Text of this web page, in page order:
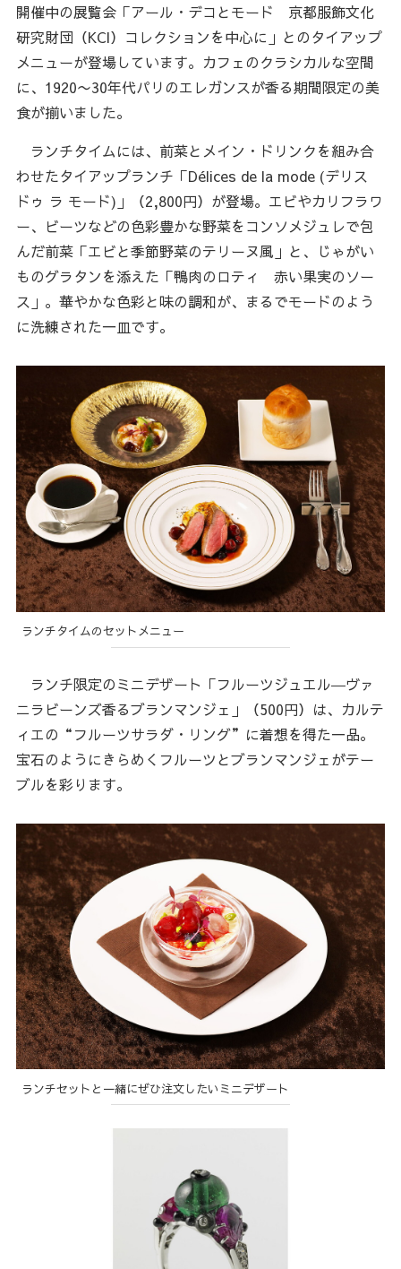
開催中の展覧会「アール・デコとモード 京都服飾文化
研究財団（KCI）コレクションを中心に」とのタイアップ
メニューが登場しています。カフェのクラシカルな空間
に、1920〜30年代パリのエレガンスが香る期間限定の美
食が揃いました。
ランチタイムには、前菜とメイン・ドリンクを組み合
わせたタイアップランチ「Délices de la mode (デリス
ドゥ ラ モード)」（2,800円）が登場。エビやカリフラワ
ー、ビーツなどの色彩豊かな野菜をコンソメジュレで包
んだ前菜「エビと季節野菜のテリーヌ風」と、じゃがい
ものグラタンを添えた「鴨肉のロティ 赤い果実のソー
ス」。華やかな色彩と味の調和が、まるでモードのよう
に洗練された一皿です。
ランチタイムのセットメニュー
ランチ限定のミニデザート「フルーツジュエル―ヴァ
ニラビーンズ香るブランマンジェ」（500円）は、カルテ
ィエの“フルーツサラダ・リング”に着想を得た一品。
宝石のようにきらめくフルーツとブランマンジェがテー
ブルを彩ります。
ランチセットと一緒にぜひ注文したいミニデザート